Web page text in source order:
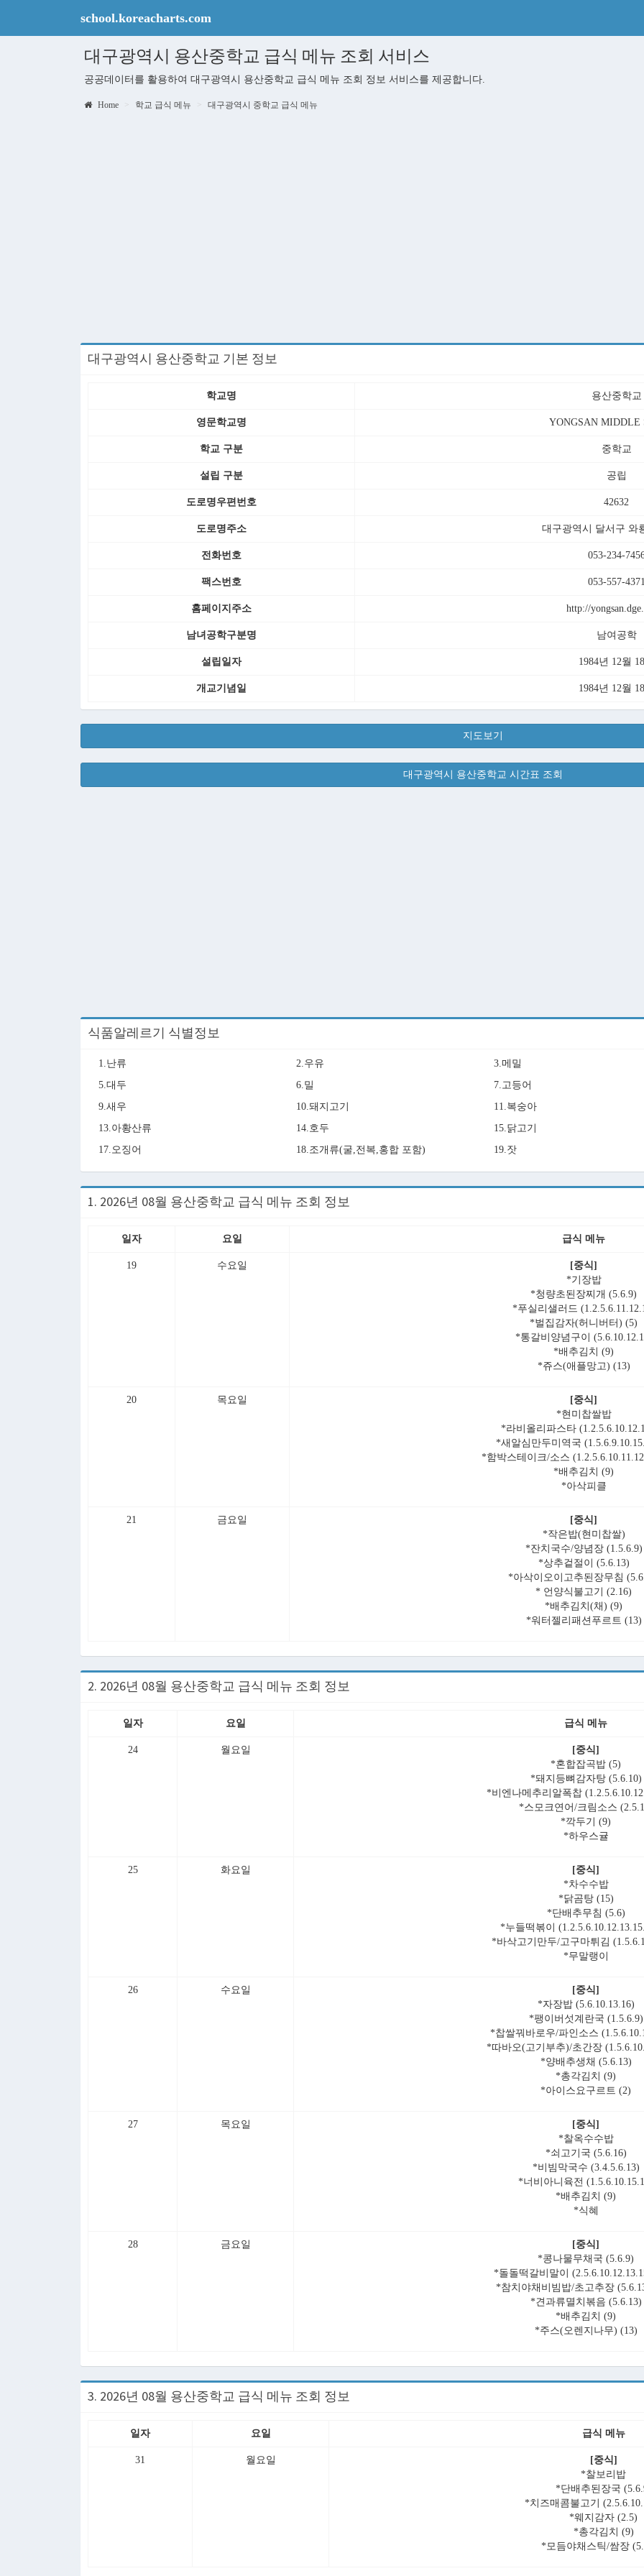
school.koreacharts.com
대구광역시 용산중학교 급식 메뉴 조회 서비스
공공데이터를 활용하여 대구광역시 용산중학교 급식 메뉴 조회 정보 서비스를 제공합니다.
Home 학교 급식 메뉴 대구광역시 중학교 급식 메뉴
대구광역시 용산중학교 기본 정보
학교명 용산중학교
영문학교명 YONGSAN MIDDLE
학교 구분 중학교
설립 구분 공립
도로명우편번호 42632
도로명주소 대구광역시 달서구 와
전화번호 053-234-
팩스번호 053-557-4371
홈페이지주소 http://
남녀공학구분명 남여공학
설립일자 1984년 12월
개교기념일 1984년 12월
지도보기
대구광역시 용산중학교 시간표 조회
식품알레르기 식별정보
1.난류 2.우유 3.메밀
5.대두
6.밀 7.고등어
9.새우
10.돼지고기 11.복숭아
13.아황산류
14.호두 15.닭고기
17.오징어
18.조개류(굴,전복,홍합 포함) 19.잣
1. 2026년 08월 용산중학교 급식 메뉴 조회 정보
일자 요일 급식 메뉴
19 수요일
[중식]
*기장밥
*청량초된장찌개 (5.6.9)
*푸실리샐러드
*벌집감자(허니버터) (5)
*통갈비양념구이
*배추김치 (9)
*쥬스(애플망고) (13)
20 목요일
[중식]
*현미찹쌀밥
*라비올리파스타
*새알심만두미역국
*함박스테이크/소스
*배추김치 (9)
*아삭피클
21 금요일
[중식]
*작은밥(현미찹쌀)
*잔치국수/양념장 (1.5.6.9)
*상추겉절이 (5.6.13)
*아삭이오이고추된장무침
* 언양식불고기 (2.16)
*배추김치(채) (9)
*워터젤리패션푸르트 (13)
2. 2026년 08월 용산중학교 급식 메뉴 조회 정보
일자 요일 급식 메뉴
24 월요일
[중식]
*혼합잡곡밥 (5)
*돼지등뼈감자탕 (5.6.10)
*비엔나메추리알폭찹
*스모크연어/크림소스
*깍두기 (9)
*하우스귤
25 화요일
[중식]
*차수수밥
*닭곰탕 (15)
*단배추무침 (5.6)
*누들떡볶이
*바삭고기만두/고구마튀김
*무말랭이
26 수요일
[중식]
*자장밥 (5.6.10.13.16)
*팽이버섯계란국 (1.5.6.9)
*찹쌀꿔바로우/파인소스
*따바오(고기부추)/초간장
*양배추생채 (5.6.13)
*총각김치 (9)
*아이스요구르트 (2)
27 목요일
[중식]
*찰옥수수밥
*쇠고기국 (5.6.16)
*비빔막국수 (3.4.5.6.13)
*너비아니육전
*배추김치 (9)
*식혜
28 금요일
[중식]
*콩나물무채국 (5.6.9)
*돌돌떡갈비말이
*참치야채비빔밥/초고추장
*견과류멸치볶음 (5.6.13)
*배추김치 (9)
*주스(오렌지나무) (13)
3. 2026년 08월 용산중학교 급식 메뉴 조회 정보
일자 요일 급식 메뉴
31 월요일
[중식]
*찰보리밥
*단배추된장국
*치즈매콤불고기
*웨지감자 (2.5)
*총각김치 (9)
*모듬야채스틱/쌈장